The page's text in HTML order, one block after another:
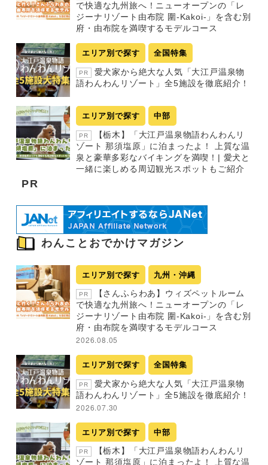
で快適な九州旅へ！ニューオープンの「レ
ジーナリゾート由布院 圍-Kakoi-」を含む別
府・由布院を満喫するモデルコース
エリア別で探す 全国特集
PR
愛犬家から絶大な人気「大江戸温泉物
語わんわんリゾート」全5施設を徹底紹介！
エリア別で探す 中部
PR
【栃木】「大江戸温泉物語わんわんリ
ゾート 那須塩原」に泊まったよ！ 上質な温
泉と豪華多彩なバイキングを満喫！| 愛犬と
一緒に楽しめる周辺観光スポットもご紹介
PR
わんことおでかけマガジン
エリア別で探す 九州・沖縄
PR
【さんふらわあ】ウィズペットルーム
で快適な九州旅へ！ニューオープンの「レ
ジーナリゾート由布院 圍-Kakoi-」を含む別
府・由布院を満喫するモデルコース
2026.08.05
エリア別で探す 全国特集
PR
愛犬家から絶大な人気「大江戸温泉物
語わんわんリゾート」全5施設を徹底紹介！
2026.07.30
エリア別で探す 中部
PR
【栃木】「大江戸温泉物語わんわんリ
ゾート 那須塩原」に泊まったよ！ 上質な温